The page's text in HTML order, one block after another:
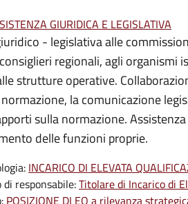
GIURIDICA E LEGISLATIVA
- legislativa alle
regionali, agli organismi
strutture operative.
la comunicazione
sulla normazione.
delle funzioni proprie.
INCARICO DI ELEVATA
responsabile:Titolare di Incarico di
POSIZIONE DI EQ a rilevanza